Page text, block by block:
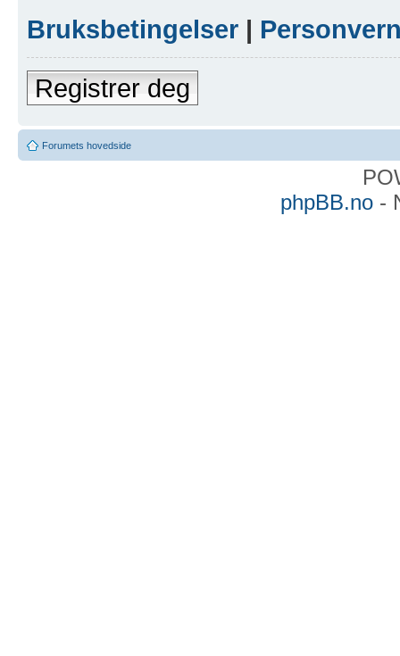
Bruksbetingelser |
Registrer deg
Forumets hovedside
phpBB.no-